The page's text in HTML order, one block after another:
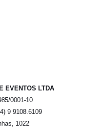
EVENTOS LTDA
0001-10
9 9108.6109
1022